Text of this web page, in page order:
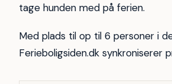
tage hunden med på ferien.
Med plads til op til 6 personer i
Ferieboligsiden.dk synkroniserer